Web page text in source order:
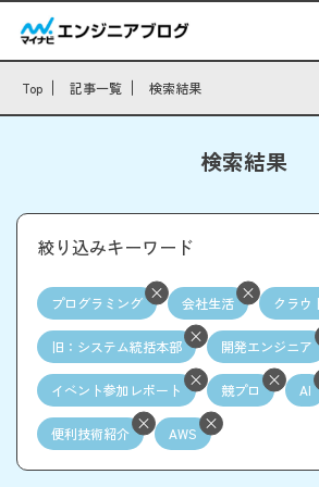
Top 記事一覧 検索結果
検索結果
絞り込みキーワード
プログラミング 会社生活 クラウ
旧：システム統括本部 開発エンジニア
イベント参加レポート 競プロ AI
便利技術紹介 AWS